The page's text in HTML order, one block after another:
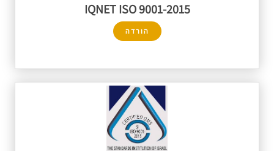
IQNET ISO 9001-2015
הורדה